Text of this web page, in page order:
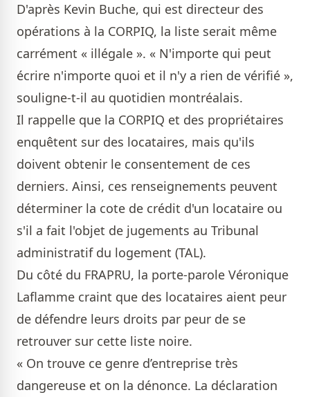
D'après Kevin Buche, qui est directeur des
opérations à la CORPIQ, la liste serait même
carrément « illégale ». « N'importe qui peut
écrire n'importe quoi et il n'y a rien de vérifié »,
souligne-t-il au quotidien montréalais.
Il rappelle que la CORPIQ et des propriétaires
enquêtent sur des locataires, mais qu'ils
doivent obtenir le consentement de ces
derniers. Ainsi, ces renseignements peuvent
déterminer la cote de crédit d'un locataire ou
s'il a fait l'objet de jugements au Tribunal
administratif du logement (TAL).
Du côté du FRAPRU, la porte-parole Véronique
Laflamme craint que des locataires aient peur
de défendre leurs droits par peur de se
retrouver sur cette liste noire.
« On trouve ce genre d’entreprise très
dangereuse et on la dénonce. La déclaration